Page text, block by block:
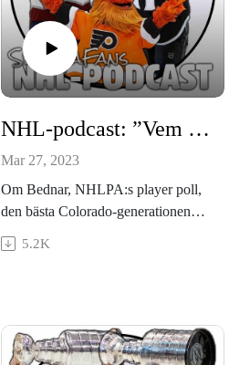
NHL-podcast: ”Vem har bäst shoe game i ligan?”
Mar 27, 2023
Om Bednar, NHLPA:s player poll,
den bästa Colorado-generationen
och Kuznetsovs framtid.
5.2K